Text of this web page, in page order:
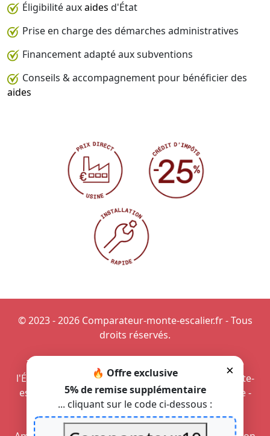
Éligibilité auxaides d'État
Prise en charge des démarches administratives
Financement adapté aux subventions
Conseils & accompagnement pour bénéficier des
aides
×
🔥 Offre exclusive
5% de remise supplémentaire
... cliquant sur le code ci-dessous :
© 2023 - 2026 Comparateur-monte-escalier.fr - Tous
droits réservés.
Interrupteur magnétique de sécurité
Prime de
l'État pour un monte-escalier-Aménager un monte-
escalier à Paris- Intégrer un monte-personne vite -
Monte-escalier à Vannes
Offrir une sécurité maximale aux PMR -